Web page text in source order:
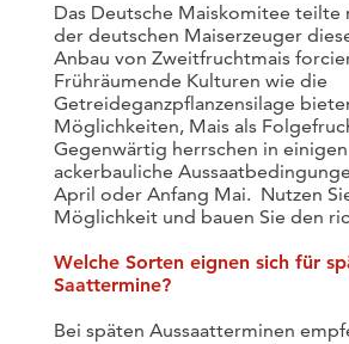
Das Deutsche Maiskomitee teilte
der deutschen Maiserzeuger
Anbau von Zweitfruchtmais
Frühräumende Kulturen wie die
Getreideganzpflanzensilage
Möglichkeiten, Mais als
Gegenwärtig herrschen in
ackerbauliche
April oder Anfang Mai. Nutzen
Möglichkeit und bauen Sie den
Welche Sorten eignen sich für
Saattermine?
Bei späten Aussaatterminen